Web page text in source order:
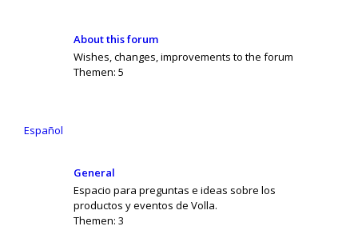
About this forum
Wishes, changes, improvements to the forum
Themen: 5
Español
General
Espacio para preguntas e ideas sobre los
productos y eventos de Volla.
Themen: 3